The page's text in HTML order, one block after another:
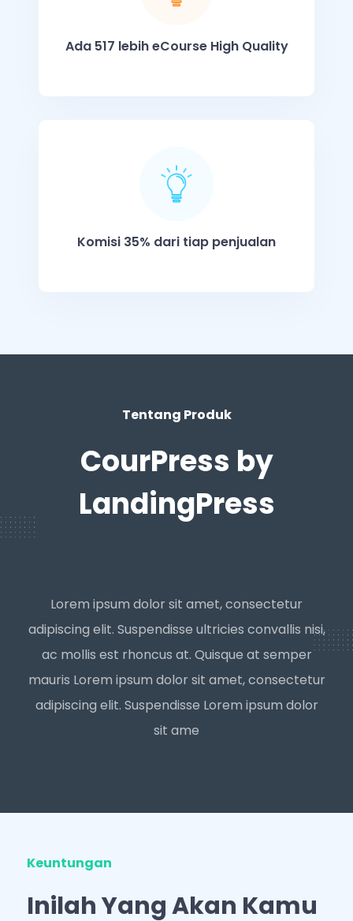
Ada 517 lebih eCourse High Quality
Komisi 35% dari tiap penjualan
Tentang Produk
CourPress by
LandingPress
Lorem ipsum dolor sit amet, consectetur
adipiscing elit. Suspendisse ultricies convallis nisi,
ac mollis est rhoncus at. Quisque at semper
mauris Lorem ipsum dolor sit amet, consectetur
adipiscing elit. Suspendisse Lorem ipsum dolor
sit ame
Keuntungan
Inilah Yang Akan Kamu